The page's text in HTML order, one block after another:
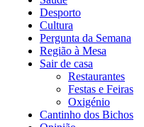
Desporto
Cultura
Pergunta da Semana
Região à Mesa
Sair de casa
Restaurantes
Festas e Feiras
Oxigénio
Cantinho dos Bichos